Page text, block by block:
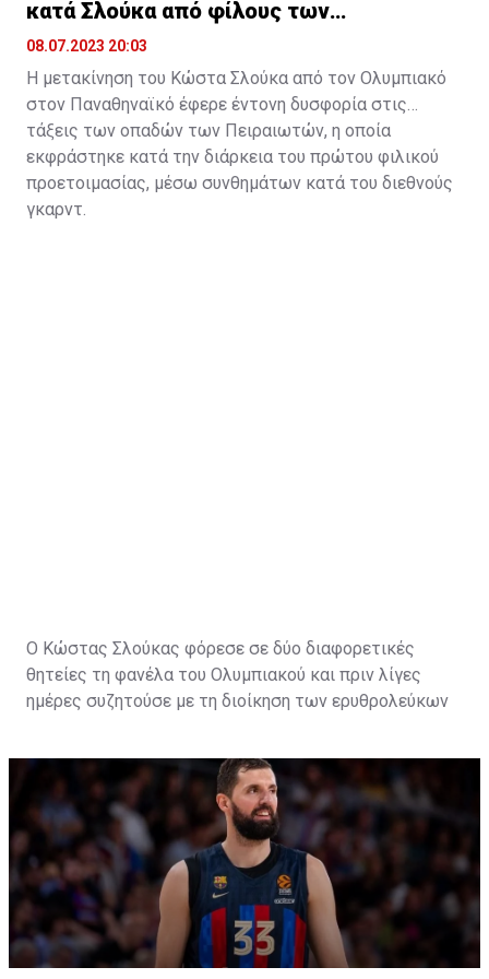
για εκείνον.
κατά Σλούκα από φίλους των
ερυθρολεύκων
08.07.2023 20:03
Η μετακίνηση του Κώστα Σλούκα από τον Ολυμπιακό
στον Παναθηναϊκό έφερε έντονη δυσφορία στις
τάξεις των οπαδών των Πειραιωτών, η οποία
εκφράστηκε κατά την διάρκεια του πρώτου φιλικού
προετοιμασίας, μέσω συνθημάτων κατά του διεθνούς
γκαρντ.
Ο Κώστας Σλούκας φόρεσε σε δύο διαφορετικές
θητείες τη φανέλα του Ολυμπιακού και πριν λίγες
ημέρες συζητούσε με τη διοίκηση των ερυθρολεύκων
πιθανότατα την καριέρα του στο μεγάλο λιμάνι και θα
τον έκανε legend του συλλόγου, δίπλα σε Σπανούλη,
Πρίντεζη και Παπανικολάου.
Ωστόσο, τα τελευταία 24ωρα ήρθε η απόλυτη
ανατροπή, με τον 33χρονη διεθνή γκαρντ όχι μόνο να
μην υπογράφει συμβόλαιο με τον Ολυμπιακό αλλά να
δίνει τα χέρια με τον Παναθηναϊκό για τα επόμενα
τρία χρόνια,
για να γίνει έτσι ο πιο ακριβοπληρωμένος
Έλληνας παίκτης σε ελληνική ομάδα.